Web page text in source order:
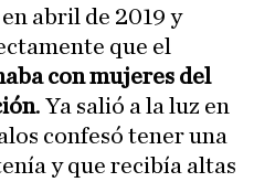
abril de 2019 y
que el
con mujeres del
. Ya salió a la luz en
confesó tener una
y que recibía altas